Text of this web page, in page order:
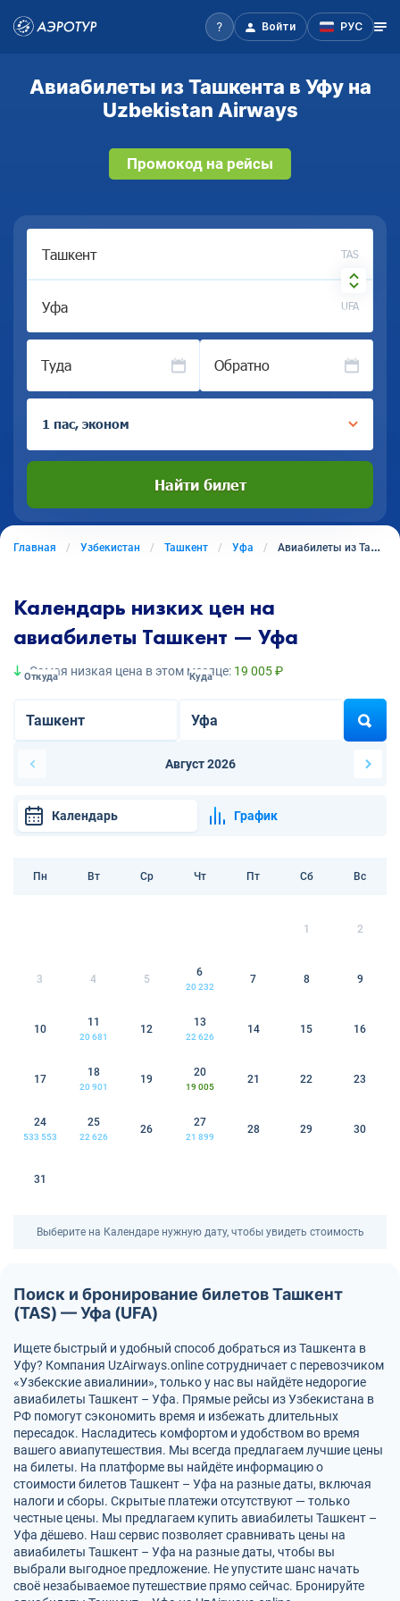
Войти РУС
Авиабилеты из Ташкента в Уфу на
Uzbekistan Airways
Промокод на рейсы
TAS
UFA
Туда Обратно
1 пас, эконом
Найти билет
Главная Узбекистан Ташкент Уфа Авиабилеты из Ташкента в Уфу
Календарь низких цен на
авиабилеты Ташкент — Уфа
Самая низкая цена в этом месяце: 19 005 ₽
Откуда Куда
Август 2026
Календарь График
Пн Вт Ср Чт Пт Сб Вс
1 2
3 4 5
6
20 232
7 8 9
10
11
20 681
12
13
22 626
14 15 16
17
18
20 901
19
20
19 005
21 22 23
24
533 553
25
22 626
26
27
21 899
28 29 30
31
Выберите на Календаре нужную дату, чтобы увидеть стоимость
Поиск и бронирование билетов Ташкент
(TAS) — Уфа (UFA)
Ищете быстрый и удобный способ добраться из Ташкента в
Уфу? Компания UzAirways.online сотрудничает с перевозчиком
«Узбекские авиалинии», только у нас вы найдёте недорогие
авиабилеты Ташкент – Уфа. Прямые рейсы из Узбекистана в
РФ помогут сэкономить время и избежать длительных
пересадок. Насладитесь комфортом и удобством во время
вашего авиапутешествия. Мы всегда предлагаем лучшие цены
на билеты. На платформе вы найдёте информацию о
стоимости билетов Ташкент – Уфа на разные даты, включая
налоги и сборы. Скрытые платежи отсутствуют — только
честные цены. Мы предлагаем купить авиабилеты Ташкент –
Уфа дёшево. Наш сервис позволяет сравнивать цены на
авиабилеты Ташкент – Уфа на разные даты, чтобы вы
выбрали выгодное предложение. Не упустите шанс начать
своё незабываемое путешествие прямо сейчас. Бронируйте